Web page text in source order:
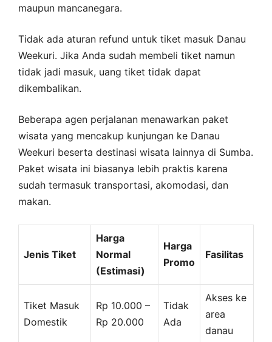
maupun mancanegara.
Tidak ada aturan refund untuk tiket masuk Danau
Weekuri. Jika Anda sudah membeli tiket namun
tidak jadi masuk, uang tiket tidak dapat
dikembalikan.
Beberapa agen perjalanan menawarkan paket
wisata yang mencakup kunjungan ke Danau
Weekuri beserta destinasi wisata lainnya di Sumba.
Paket wisata ini biasanya lebih praktis karena
sudah termasuk transportasi, akomodasi, dan
makan.
Jenis Tiket
Harga
Normal
(Estimasi)
Harga
Promo
Fasilitas
Tiket Masuk
Domestik
Rp 10.000 –
Rp 20.000
Tidak
Ada
Akses ke
area
danau